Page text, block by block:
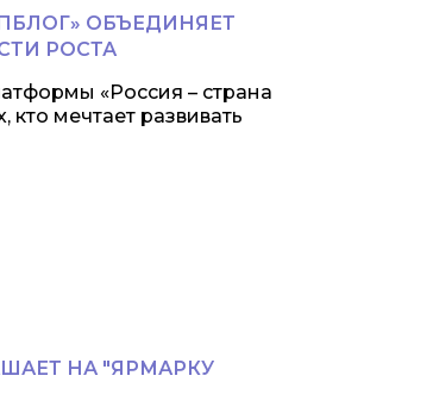
ОБЪЕДИНЯЕТ
РОСТА
«Россия – страна
мечтает развивать
НА "ЯРМАРКУ